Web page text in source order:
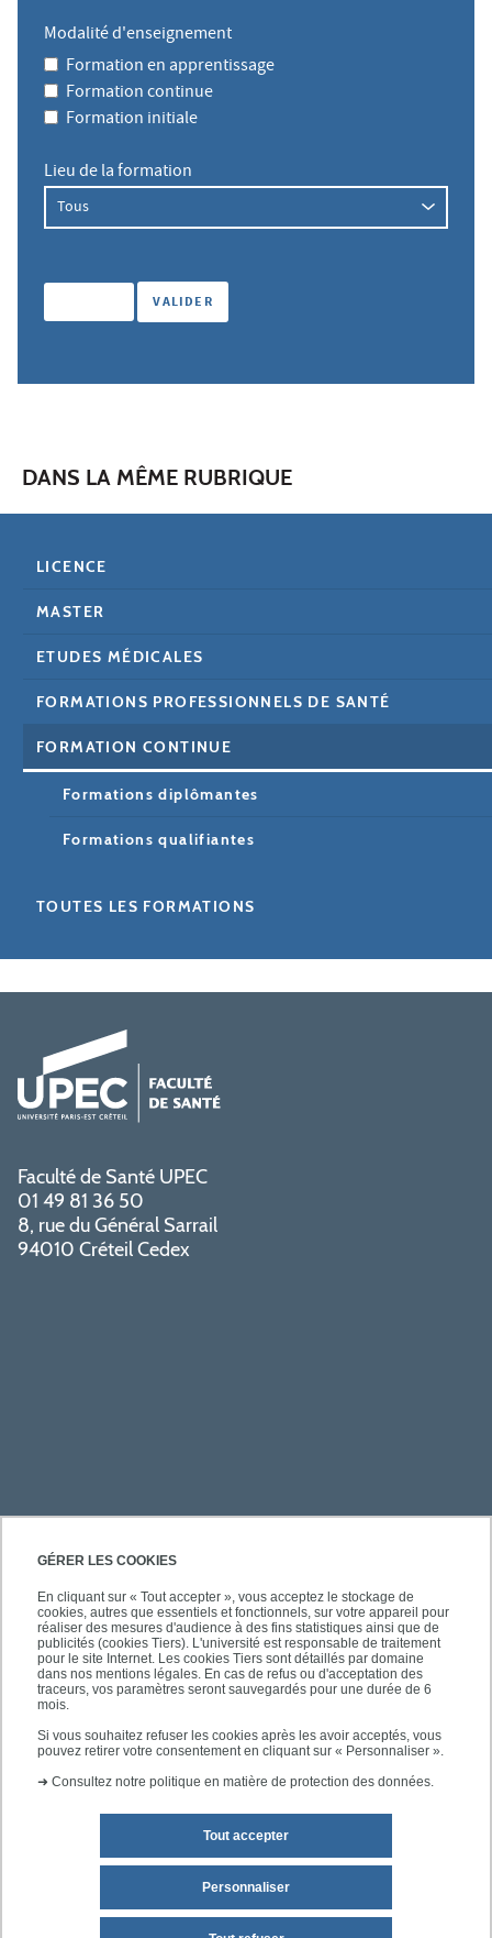
GÉRER LES COOKIES
En cliquant sur « Tout accepter », vous acceptez le stockage de
cookies, autres que essentiels et fonctionnels, sur votre appareil pour
réaliser des mesures d'audience à des fins statistiques ainsi que de
publicités (cookies Tiers). L'université est responsable de traitement
pour le site Internet. Les cookies Tiers sont détaillés par domaine
dans nos mentions légales. En cas de refus ou d'acceptation des
traceurs, vos paramètres seront sauvegardés pour une durée de 6
mois.
Si vous souhaitez refuser les cookies après les avoir acceptés, vous
pouvez retirer votre consentement en cliquant sur « Personnaliser ».
➜ Consultez notre politique en matière de protection des données.
Tout accepter
Personnaliser
Modalité d'enseignement
Formation en apprentissage
Formation continue
Formation initiale
Lieu de la formation
DANS LA MÊME RUBRIQUE
LICENCE
MASTER
ETUDES MÉDICALES
FORMATIONS PROFESSIONNELS DE SANTÉ
FORMATION CONTINUE
Formations diplômantes
Formations qualifiantes
TOUTES LES FORMATIONS
Faculté de Santé UPEC
01 49 81 36 50
8, rue du Général Sarrail
94010 Créteil Cedex
PRATIQUE
ACCÈS RAPIDES
SUIVEZ-NOUS
Mentions légales Plan du site